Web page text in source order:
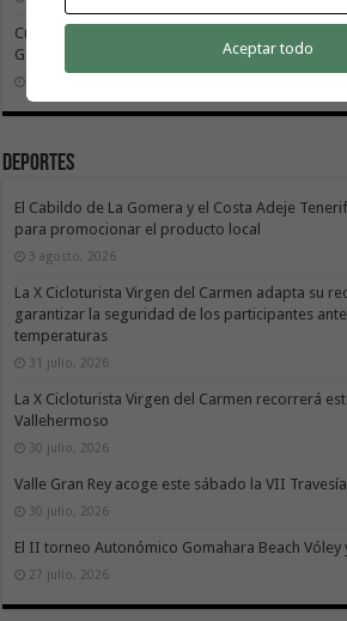
Cuidar es avanzar: el escudo social que sostiene
Gomera
Deportes
El Cabildo de La Gomera y el Costa Adeje
para promocionar el producto local
3 agosto, 2026
La X Cicloturista Virgen del Carmen adapta su
garantizar la seguridad de los participantes
temperaturas
31 julio, 2026
La X Cicloturista Virgen del Carmen recorrerá
Vallehermoso
30 julio, 2026
Valle Gran Rey acoge este sábado la VII
30 julio, 2026
El II torneo Autonómico Gomahara Beach Vóley
27 julio, 2026
Aceptar todo